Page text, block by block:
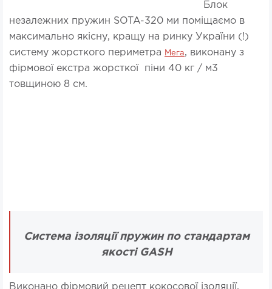
Блок
незалежних пружин SOTA-320 ми поміщаємо в
максимально якісну, кращу на ринку України (!)
систему жорсткого периметра
Мега, виконану з
фірмової екстра жорсткої піни 40 кг / м3
товщиною 8 см.
Система ізоляції пружин по стандартам
якості GASH
Виконано фірмовий рецепт кокосової ізоляції,